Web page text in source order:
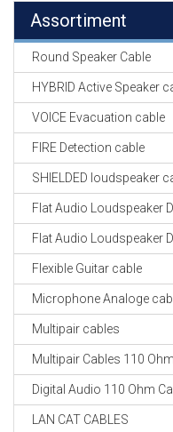
Assortiment
Round Speaker Cable
HYBRID Active Speaker
VOICE Evacuation cable
FIRE Detection cable
SHIELDED loudspeaker
Flat Audio Loudspeaker
Flat Audio Loudspeaker
Flexible Guitar cable
Microphone Analoge
Multipair cables
Multipair Cables 110
Digital Audio 110 Ohm
LAN CAT CABLES